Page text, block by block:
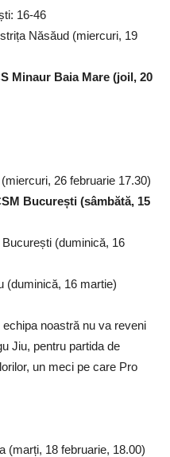
16-46
Năsăud (miercuri, 19
Minaur Baia Mare (joil, 20
26 februarie 17.30)
București (sâmbătă, 15
(duminică, 16
(duminică, 16 martie)
noastră nu va reveni
Jiu, pentru partida de
un meci pe care Pro
(marți, 18 februarie, 18.00)